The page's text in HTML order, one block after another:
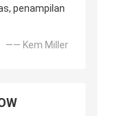
penampilan
—— Kem Miller